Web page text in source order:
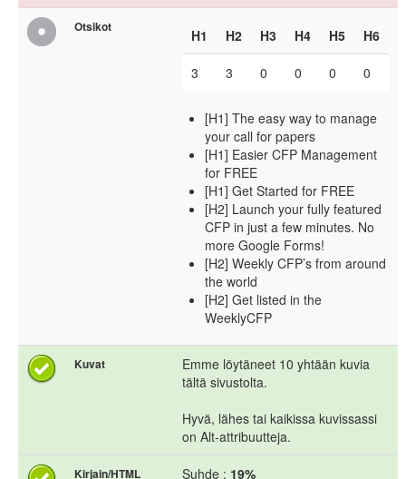
Otsikot H1 H2 H3 H4 H5 H6
3 3 0 0 0 0
[H1] The easy way to manage
your call for papers
[H1] Easier CFP Management
for FREE
[H1] Get Started for FREE
[H2] Launch your fully featured
CFP in just a few minutes. No
more Google Forms!
[H2] Weekly CFP’s from around
the world
[H2] Get listed in the
WeeklyCFP
Kuvat
Emme löytäneet 10 yhtään kuvia
tältä sivustolta.
Hyvä, lähes tai kaikissa kuvissassi
on Alt-attribuutteja.
Kirjain/HTML
Suhde : 19%